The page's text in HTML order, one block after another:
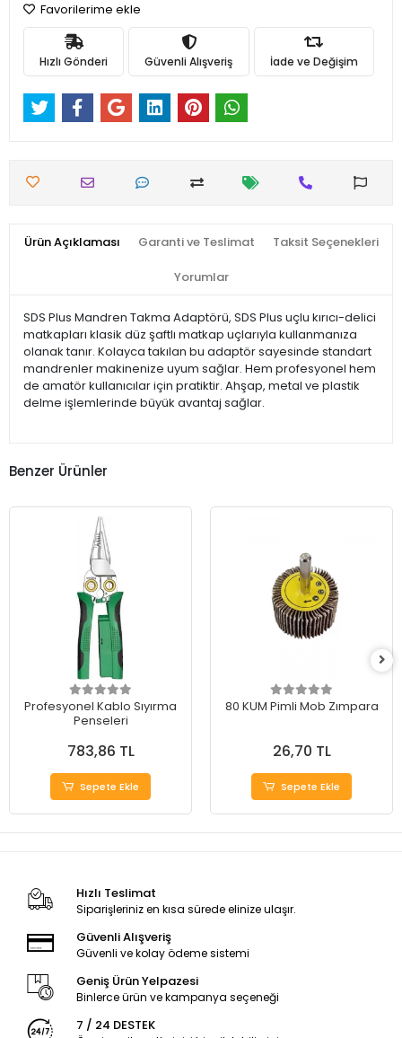
Favorilerime ekle
Hızlı Gönderi Güvenli Alışveriş İade ve Değişim
Ürün Açıklaması Garanti ve Teslimat Taksit Seçenekleri
Yorumlar
SDS Plus Mandren Takma Adaptörü, SDS Plus uçlu kırıcı-delici
matkapları klasik düz şaftlı matkap uçlarıyla kullanmanıza
olanak tanır. Kolayca takılan bu adaptör sayesinde standart
mandrenler makinenize uyum sağlar. Hem profesyonel hem
de amatör kullanıcılar için pratiktir. Ahşap, metal ve plastik
delme işlemlerinde büyük avantaj sağlar.
Benzer Ürünler
Profesyonel Kablo Sıyırma
Penseleri
783,86 TL
Sepete Ekle
80 KUM Pimli Mob Zımpara
26,70 TL
Sepete Ekle
Hızlı Teslimat
Siparişleriniz en kısa sürede elinize ulaşır.
Güvenli Alışveriş
Güvenli ve kolay ödeme sistemi
Geniş Ürün Yelpazesi
Binlerce ürün ve kampanya seçeneği
7 / 24 DESTEK